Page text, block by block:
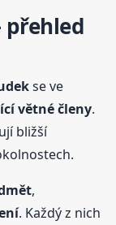
se ve
větnéčleny.
bližší
,
. Každý z nich